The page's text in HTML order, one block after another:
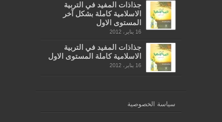
جذاذات المفيد في التربية
الاسلامية كاملة بشكل آخر
المستوى الاول
16 يناير، 2012
جذاذات المفيد في التربية
الاسلامية كاملة المستوى الاول
16 يناير، 2012
سياسة الخصوصية